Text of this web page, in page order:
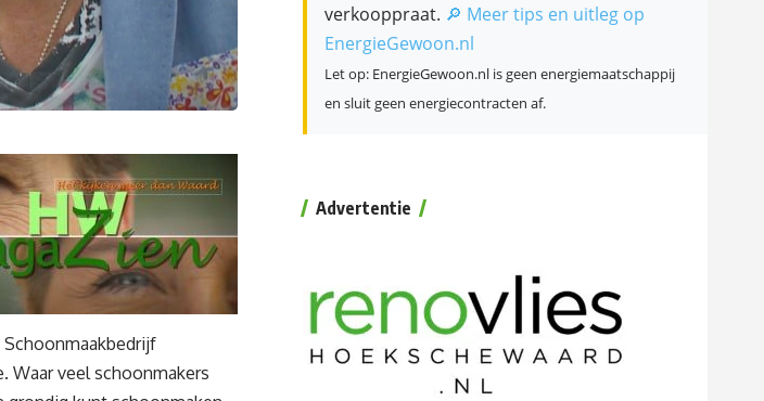
Waar veel schoonmakers
verkooppraat. 🔎 Meer tips en uitleg op
EnergieGewoon.nl
Let op: EnergieGewoon.nl is geen energiemaatschappij
en sluit geen energiecontracten af.
Advertentie